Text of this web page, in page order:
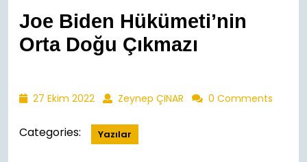
Joe Biden Hükümeti’nin
Orta Doğu Çıkmazı
27 Ekim 2022 27
2022
Zeynep ÇINAR Zeynep0 Comments
Categories: Yazılar